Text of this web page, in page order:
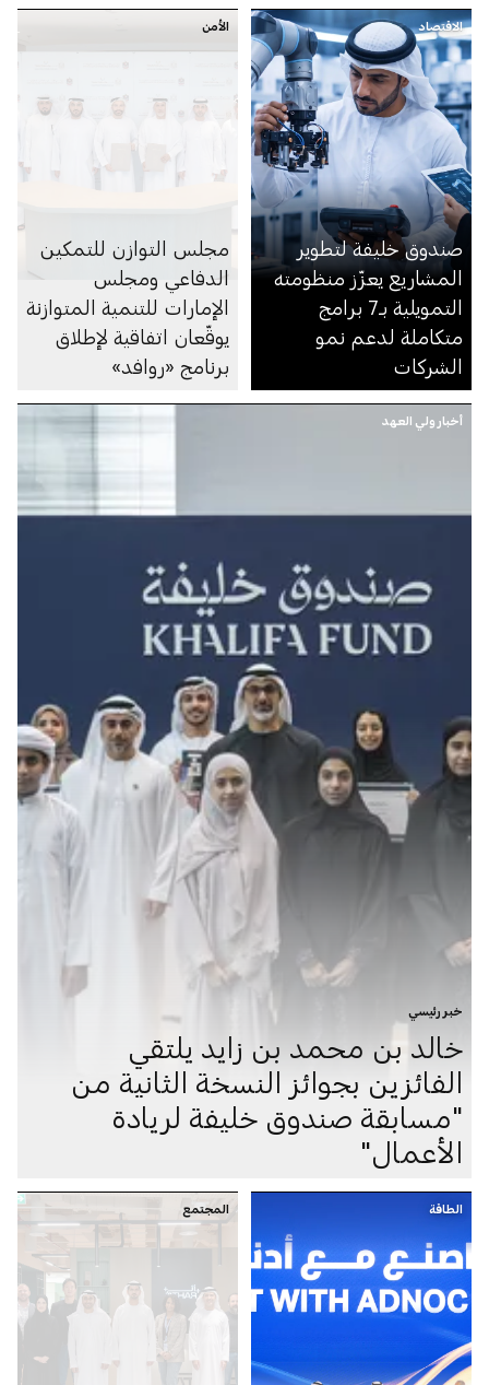
الاقتصاد
صندوق خليفة لتطوير
المشاريع يعزّز منظومته
التمويلية بـ7 برامج
متكاملة لدعم نمو
الشركات
الأمن
مجلس التوازن للتمكين
الدفاعي ومجلس
الإمارات للتنمية المتوازنة
يوقّعان اتفاقية لإطلاق
برنامج «روافد»
الدفاعية المصغرة
أخبار ولي العهد
خبر رئيسي
خالد بن محمد بن زايد يلتقي
الفائزين بجوائز النسخة الثانية من
"مسابقة صندوق خليفة لريادة
الأعمال"
الطاقة المجتمع